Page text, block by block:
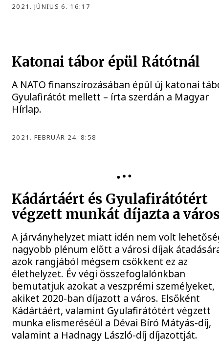
2021. JÚNIUS 6. 16:17
Katonai tábor épül Rátótnál
A NATO finanszírozásában épül új katonai
Gyulafirátót mellett – írta szerdán a Magyar
Hírlap.
2021. FEBRUÁR 24. 8:58
Kádártáért és Gyulafirátótért
végzett munkát díjazta a
A járványhelyzet miatt idén nem volt
nagyobb plénum előtt a városi díjak
azok rangjából mégsem csökkent ez az
élethelyzet. Év végi összefoglalónkban
bemutatjuk azokat a veszprémi személyeket,
akiket 2020-ban díjazott a város. Elsőként
Kádártáért, valamint Gyulafirátótért végzett
munka elismeréséül a Dévai Bíró Mátyás-díj,
valamint a Hadnagy László-díj díjazottját.